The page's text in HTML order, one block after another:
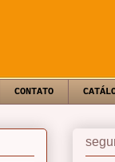
CONTATO